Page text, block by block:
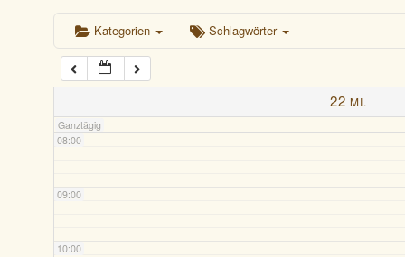
Kategorien Schlagwörter
22 MI.
Ganztägig
06:00
07:00
08:00
09:00
10:00